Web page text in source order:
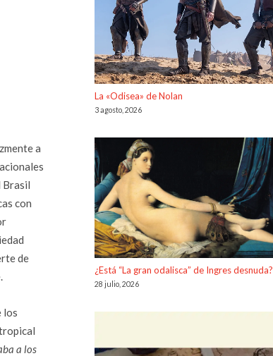
a
Brasil
con
de
los
a los
La «Odisea» de Nolan
3 agosto, 2026
¿Está “La gran odalisca” de Ingres desnuda?
28 julio, 2026